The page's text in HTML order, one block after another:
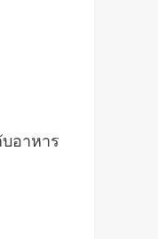
อาหาร